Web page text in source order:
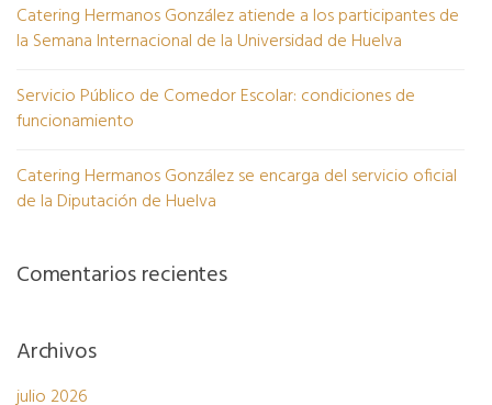
Catering Hermanos González atiende a los participantes de
la Semana Internacional de la Universidad de Huelva
Servicio Público de Comedor Escolar: condiciones de
funcionamiento
Catering Hermanos González se encarga del servicio oficial
de la Diputación de Huelva
Comentarios recientes
Archivos
julio 2026